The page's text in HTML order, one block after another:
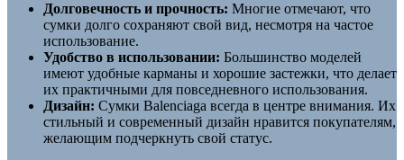
Долговечность и прочность: Многие отмечают, что
сумки долго сохраняют свой вид, несмотря на частое
использование.
Удобство в использовании: Большинство моделей
имеют удобные карманы и хорошие застежки, что делает
их практичными для повседневного использования.
Дизайн: Сумки Balenciaga всегда в центре внимания. Их
стильный и современный дизайн нравится покупателям,
желающим подчеркнуть свой статус.